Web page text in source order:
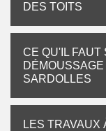
DES TOITS
CE QU'IL FAUT
SARDOLLES
LES TRAVAUX